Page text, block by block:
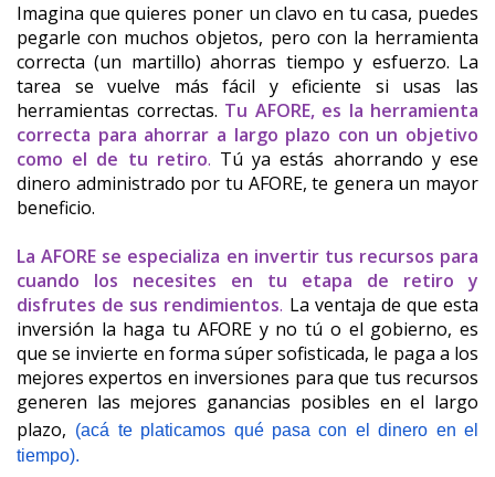
Imagina que quieres poner un clavo en tu casa, puedes
pegarle con muchos objetos, pero con la herramienta
correcta (un martillo) ahorras tiempo y esfuerzo. La
tarea se vuelve más fácil y eficiente si usas las
herramientas correctas. Tu AFORE, es la herramienta
correcta para ahorrar a largo plazo con un objetivo
como el de tu retiro. Tú ya estás ahorrando y ese
dinero administrado por tu AFORE, te genera un mayor
beneficio.
La AFORE se especializa en invertir tus recursos para
cuando los necesites en tu etapa de retiro y
disfrutes de sus rendimientos. La ventaja de que esta
inversión la haga tu AFORE y no tú o el gobierno, es
que se invierte en forma súper sofisticada, le paga a los
mejores expertos en inversiones para que tus recursos
generen las mejores ganancias posibles en el largo
plazo, (acá te platicamos qué pasa con el dinero en el
tiempo).